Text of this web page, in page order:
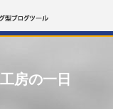
房の一日